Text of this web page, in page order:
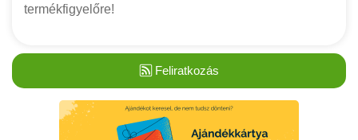
termékfigyelőre!
Feliratkozás